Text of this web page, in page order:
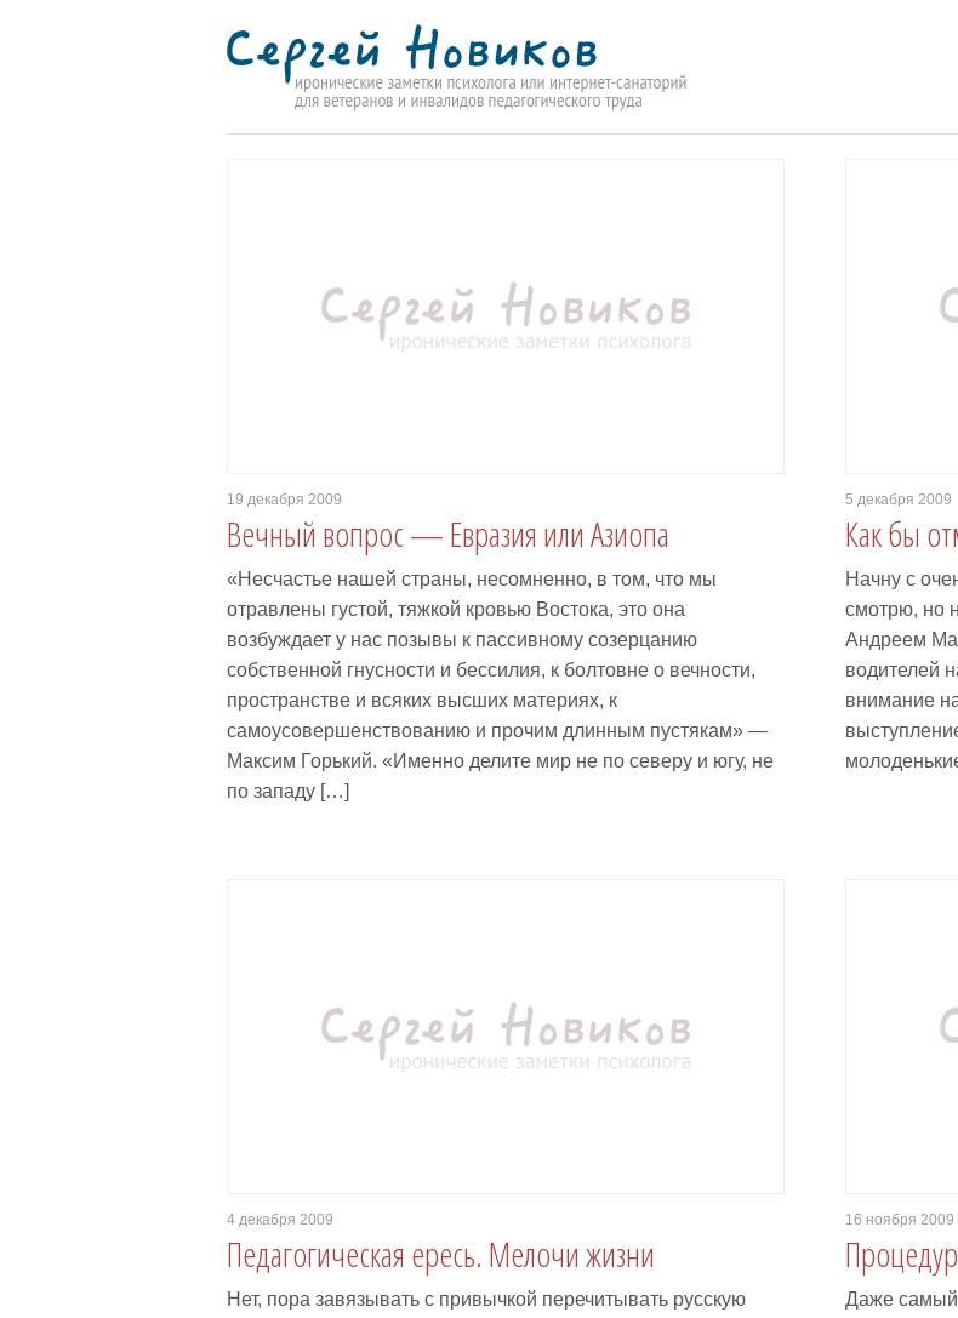
19 декабря 2009
Вечный вопрос — Евразия или Азиопа
«Несчастье нашей страны, несомненно, в том, что мы
отравлены густой, тяжкой кровью Востока, это она
возбуждает у нас позывы к пассивному созерцанию
собственной гнусности и бессилия, к болтовне о вечности,
пространстве и всяких высших материях, к
самоусовершенствованию и прочим длинным пустякам» —
Максим Горький. «Именно делите мир не по северу и югу, не
по западу […]
5 декабря 2009
Как бы
Начну с
смотрю, но
Андреем
водителей
внимание
4 декабря 2009
Педагогическая ересь. Мелочи жизни
Нет, пора завязывать с привычкой перечитывать русскую
16 ноября 2009
Даже самый